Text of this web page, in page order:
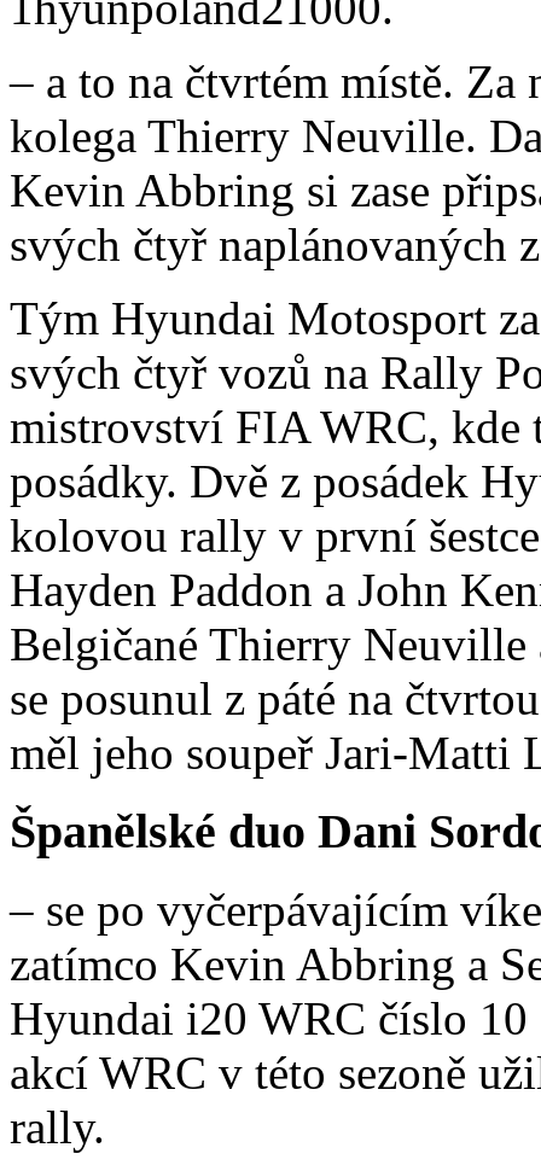
– a to na čtvrtém místě. Za
kolega Thierry Neuville.
Kevin Abbring si zase
svých čtyř naplánovaných
Tým Hyundai Motosport
svých čtyř vozů na Rally
mistrovství FIA WRC, kde
posádky. Dvě z posádek
kolovou rally v první
Hayden Paddon a John
Belgičané Thierry Neuville
se posunul z páté na
měl jeho soupeř Jari-Matti
Španělské duo Dani
– se po vyčerpávajícím
zatímco Kevin Abbring a
Hyundai i20 WRC číslo
akcí WRC v této sezoně
rally.